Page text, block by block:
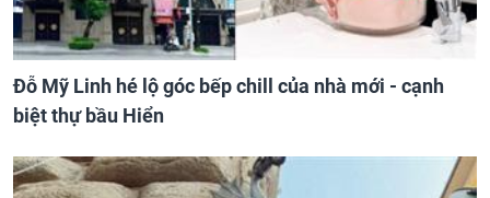
Đỗ Mỹ Linh hé lộ góc bếp chill của nhà mới - cạnh
biệt thự bầu Hiển